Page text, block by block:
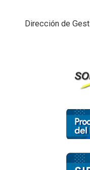
Dirección de